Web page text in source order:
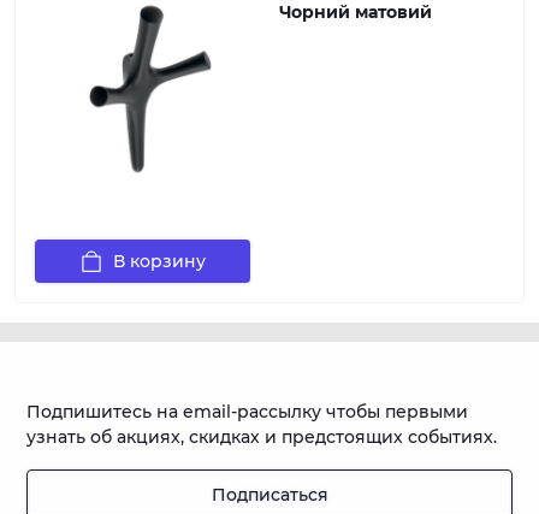
Чорний матовий
В корзину
Подпишитесь на email-рассылку чтобы первыми
узнать об акциях, скидках и предстоящих событиях.
Подписаться